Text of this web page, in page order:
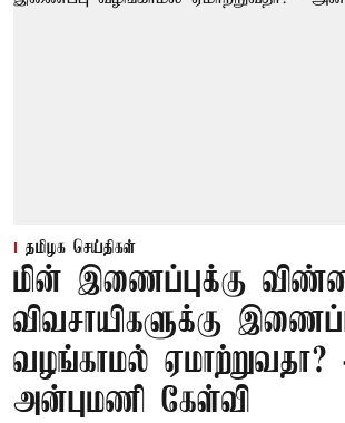
தமிழக செய்திகள்
மின் இணைப்புக்கு
விவசாயிகளுக்கு
வழங்காமல் ஏமாற்றுவதா?
அன்புமணி கேள்வி